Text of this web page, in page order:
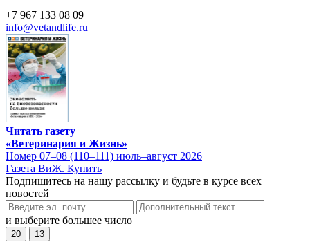
+7 967 133 08 09
info@vetandlife.ru
Читать газету
«Ветеринария и Жизнь»
Номер 07–08 (110–111) июль–август 2026
Газета ВиЖ. Купить
Подпишитесь на нашу рассылку и будьте в курсе всех
новостей
и выберите большее число
20 13